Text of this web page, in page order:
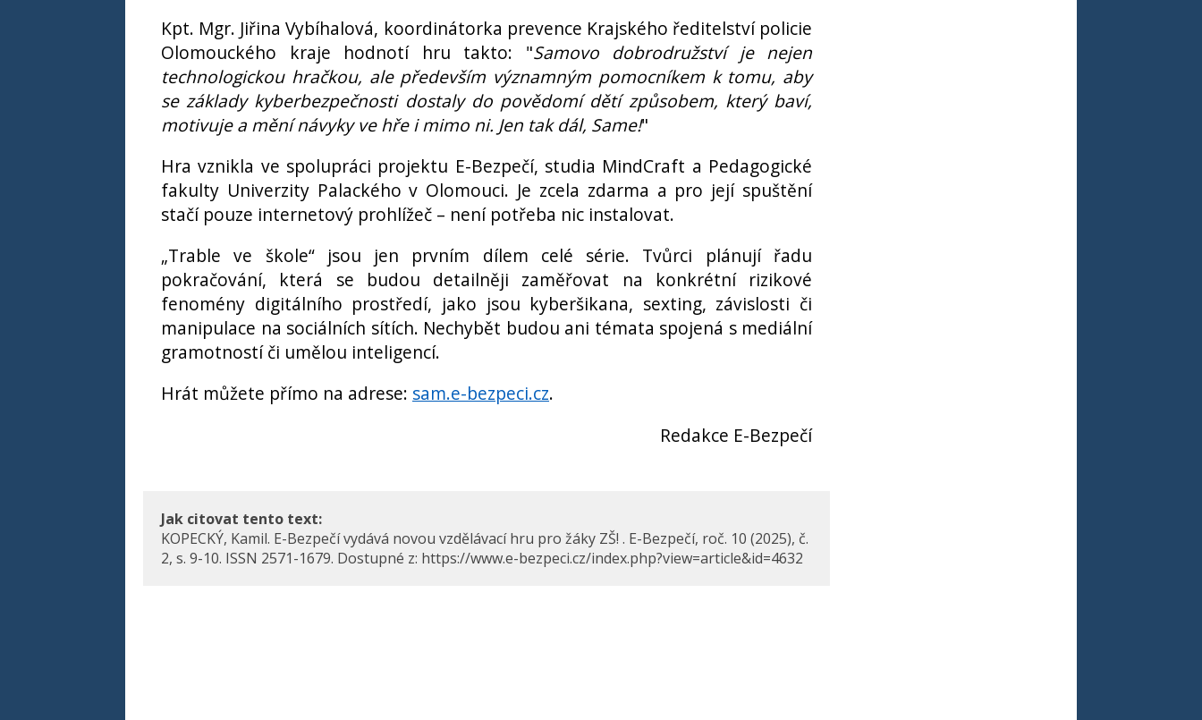
Kpt. Mgr. Jiřina Vybíhalová, koordinátorka prevence Krajského ředitelství policie
Olomouckého kraje hodnotí hru takto: "Samovo dobrodružství je nejen
technologickou hračkou, ale především významným pomocníkem k tomu, aby
se základy kyberbezpečnosti dostaly do povědomí dětí způsobem, který baví,
motivuje a mění návyky ve hře i mimo ni. Jen tak dál, Same!"
Hra vznikla ve spolupráci projektu E-Bezpečí, studia MindCraft a Pedagogické
fakulty Univerzity Palackého v Olomouci. Je zcela zdarma a pro její spuštění
stačí pouze internetový prohlížeč – není potřeba nic instalovat.
„Trable ve škole“ jsou jen prvním dílem celé série. Tvůrci plánují řadu
pokračování, která se budou detailněji zaměřovat na konkrétní rizikové
fenomény digitálního prostředí, jako jsou kyberšikana, sexting, závislosti či
manipulace na sociálních sítích. Nechybět budou ani témata spojená s mediální
gramotností či umělou inteligencí.
Hrát můžete přímo na adrese: sam.e-bezpeci.cz.
Redakce E-Bezpečí
Jak citovat tento text:
KOPECKÝ, Kamil. E-Bezpečí vydává novou vzdělávací hru pro žáky ZŠ! . E-Bezpečí, roč. 10 (2025), č.
2, s. 9-10. ISSN 2571-1679. Dostupné z: https://www.e-bezpeci.cz/index.php?view=article&id=4632